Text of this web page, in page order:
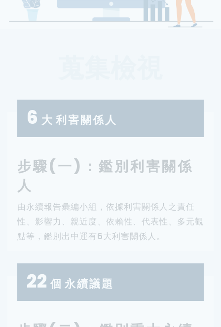
6 大 利害關係人
步驟(一)：鑑別利害關係
人
由永續報告彙編小組，依據利害關係人之責任
性、影響力、親近度、依賴性、代表性、多元觀
點等，鑑別出中運有6大利害關係人。
22 個 永續議題